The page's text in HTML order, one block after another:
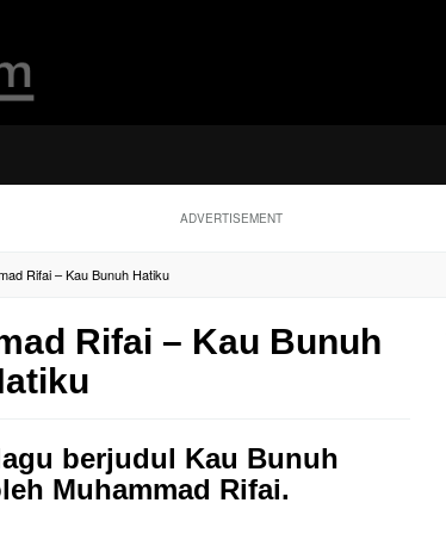
ADVERTISEMENT
Rifai – Kau Bunuh Hatiku
Rifai – Kau Bunuh
berjudul Kau Bunuh
Muhammad Rifai.